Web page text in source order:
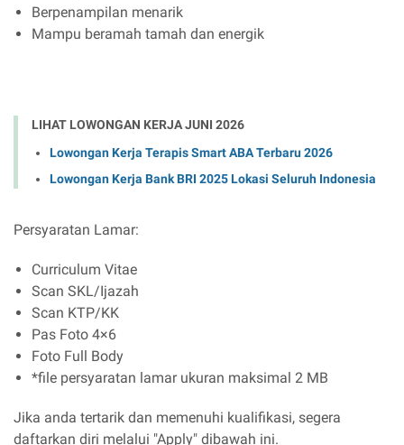
Berpenampilan menarik
Mampu beramah tamah dan energik
LIHAT LOWONGAN KERJA JUNI 2026
Lowongan Kerja Terapis Smart ABA Terbaru 2026
Lowongan Kerja Bank BRI 2025 Lokasi Seluruh Indonesia
Persyaratan Lamar:
Curriculum Vitae
Scan SKL/Ijazah
Scan KTP/KK
Pas Foto 4×6
Foto Full Body
*file persyaratan lamar ukuran maksimal 2 MB
Jika anda tertarik dan memenuhi kualifikasi, segera
daftarkan diri melalui "Apply" dibawah ini.